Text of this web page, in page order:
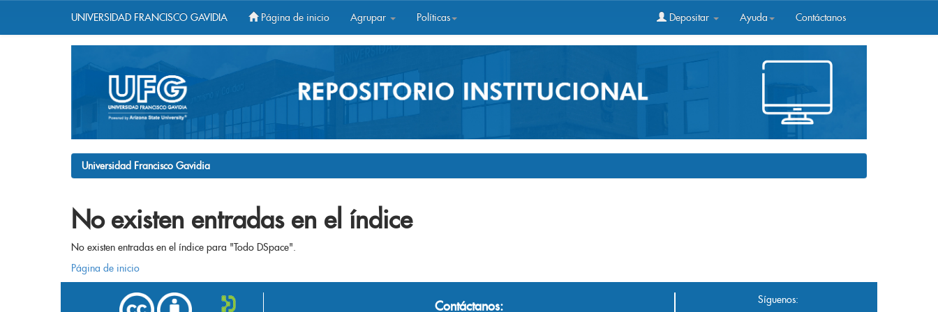
UNIVERSIDAD FRANCISCO GAVIDIA Página de inicio Agrupar Políticas Depositar Ayuda Contáctanos
Universidad Francisco Gavidia
No existen entradas en el índice
No existen entradas en el índice para "Todo DSpace".
Página de inicio
Contáctanos: Síguenos: